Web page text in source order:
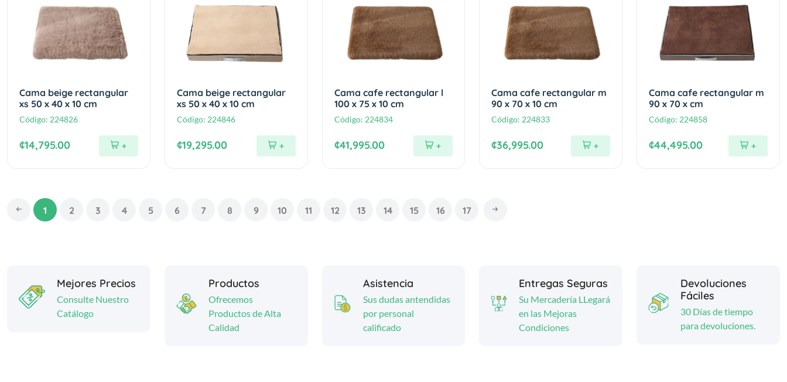
Cama beige rectangular
xs 50 x 40 x 10 cm
Código: 224826
¢14,795.00 +
Cama beige rectangular
xs 50 x 40 x 10 cm
Código: 224846
¢19,295.00 +
Cama cafe rectangular l
100 x 75 x 10 cm
Código: 224834
¢41,995.00 +
Cama cafe rectangular m
90 x 70 x 10 cm
Código: 224833
¢36,995.00 +
Cama cafe rectangular m
90 x 70 x cm
Código: 224858
¢44,495.00 +
1 2 3 4 5 6 7 8 9 10 11 12 13 14 15 16 17
Mejores Precios
Consulte Nuestro
Catálogo
Productos
Ofrecemos
Productos de Alta
Calidad
Asistencia
Sus dudas antendidas
por personal
calificado
Entregas Seguras
Su Mercadería LLegará
en las Mejoras
Condiciones
Devoluciones
Fáciles
30 Días de tiempo
para devoluciones.